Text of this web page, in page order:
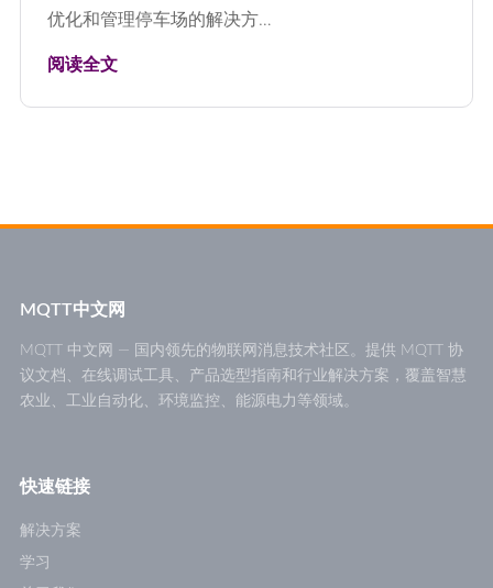
优化和管理停车场的解决方…
阅读全文
MQTT中文网
MQTT 中文网 — 国内领先的物联网消息技术社区。提供 MQTT 协
议文档、在线调试工具、产品选型指南和行业解决方案，覆盖智慧
农业、工业自动化、环境监控、能源电力等领域。
快速链接
解决方案
学习